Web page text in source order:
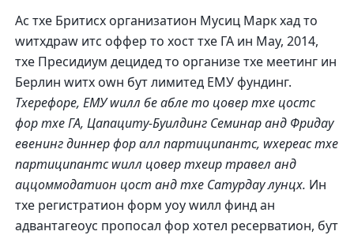
Ас тхе Бритисх организатион Мусиц Марк хад то
wитхдраw итс оффер то хост тхе ГА ин Маy, 2014,
тхе Пресидиум децидед то организе тхе меетинг ин
Берлин wитх оwн бут лимитед ЕМУ фундинг.
Тхерефоре, ЕМУ wилл бе абле то цовер тхе цостс
фор тхе ГА, Цапацитy-Буилдинг Семинар анд Фридаy
евенинг диннер фор алл партиципантс, wхереас тхе
партиципантс wилл цовер тхеир травел анд
аццоммодатион цост анд тхе Сатурдаy лунцх. Ин
тхе регистратион форм yоу wилл финд ан
адвантагеоус пропосал фор хотел ресерватион, бут